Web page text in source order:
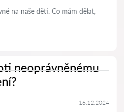
na naše děti. Co mám dělat,
neoprávněnému
16.12.2024